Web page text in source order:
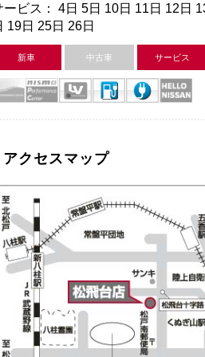
ービス： 4日 5日 10日 11日 12日
19日 25日 26日
新車 中古車 サービス
アクセスマップ